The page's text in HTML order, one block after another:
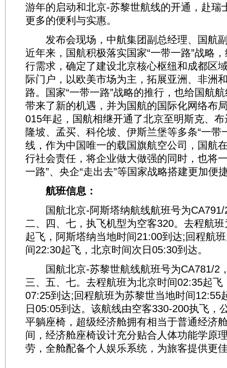
游年的启动和北京-苏黎世航线的开通，赴瑞
更多的便利与实惠。
发布会现场，中航集团副总经理、国航
近年来，国航积极落实国家“一带一路”战略
行需求，确定了建设北京核心枢纽和成都区
际门户，以欧美市场为主，拓展亚洲、非洲
路。国家“一带一路”战略的推行，也给国航
带来了新的机遇，并为国航的国际化网络布
015年起，国航相继开通了北京至明斯克、
隆坡、孟买、科伦坡、伊斯兰堡等多条“一带
线，作为中国唯一的载国旗航空公司，国航
行社会责任，将企业做大做强的同时，也将
一路”、央企“走出去”等国家战略搭建更加便
航班信息：
国航北京-阿斯塔纳航线航班号为CA791/
二、四、七，执飞机型为空客320。去程航
起飞，阿斯塔纳当地时间21:00到达;回程航
间22:30起飞，北京时间次日05:30到达。
国航北京-苏黎世航线航班号为CA781/2
三、五、七。去程航班为北京时间02:35起飞
07:25到达;回程航班为苏黎世当地时间12:55
日05:05到达。该航线由空客330-200执飞，
平躺座椅，超级经济舱拥有相当于普通经济
间，经济舱座椅设计充分贴合人体功能学原
劳，全舱配备个人娱乐系统，为旅客提供更